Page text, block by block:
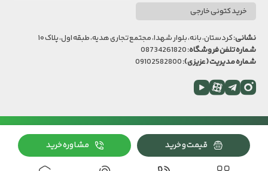
خرید کتونی خارجی
نشانی:کردستان، بانه، بلوار شهدا، مجتمع تجاری هدیه، طبقه اول، پلاک ۱۰
شماره تلفن فروشگاه:08734261820
شماره مدیریت (عزیزی):
اینستاگرام
تلگرامآپاراتیوتیوب
قیمت و خرید مشاوره خرید